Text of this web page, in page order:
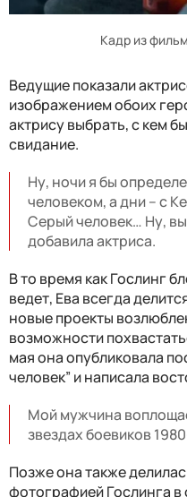
Кадр из
Ведущие показали
изображением обоих
актрису выбрать, с кем
свидание.
Ну, ночи я бы
человеком, а дни – с
Серый человек… Ну,
добавила актриса.
В то время как Гослинг
ведет, Ева всегда
новые проекты
возможности
мая она опубликовала
человек” и написала
Мой мужчина
звездах боевиков
Позже она также
фотографией Гослинга в